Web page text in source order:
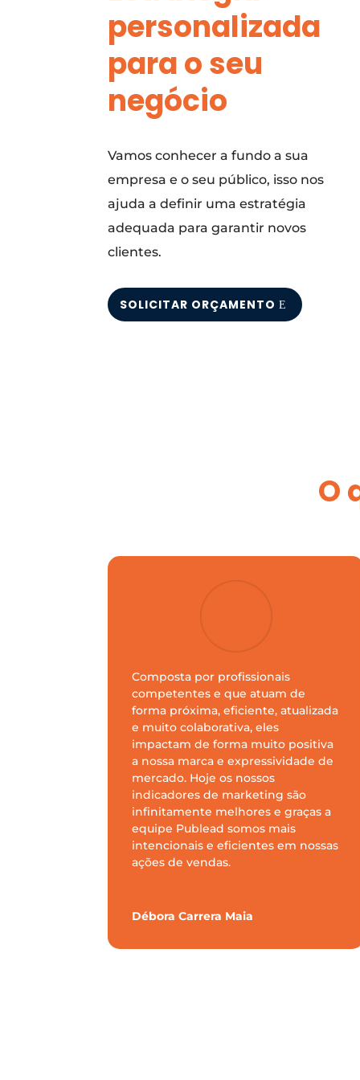
personalizada
para o seu
negócio
Vamos conhecer a fundo a sua
empresa e o seu público, isso nos
ajuda a definir uma estratégia
adequada para garantir novos
clientes.
SOLICITAR ORÇAMENTO
O
Composta por profissionais
competentes e que atuam de
forma próxima, eficiente, atualizada
e muito colaborativa, eles
impactam de forma muito positiva
a nossa marca e expressividade de
mercado. Hoje os nossos
indicadores de marketing são
infinitamente melhores e graças a
equipe Publead somos mais
intencionais e eficientes em nossas
ações de vendas.
Débora Carrera Maia